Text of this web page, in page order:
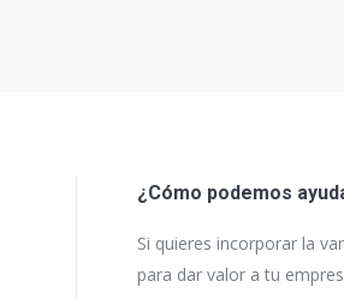
¿Cómo podemos
Si quieres incorporar la
para dar valor a tu